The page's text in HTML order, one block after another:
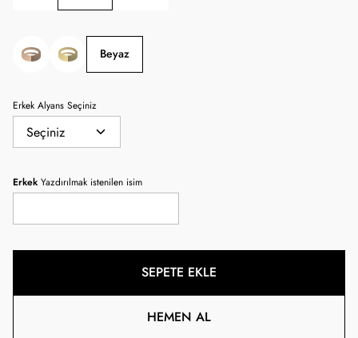
Beyaz
Erkek Alyans Seçiniz
Erkek Yazdırılmak istenilen isim
SEPETE EKLE
HEMEN AL